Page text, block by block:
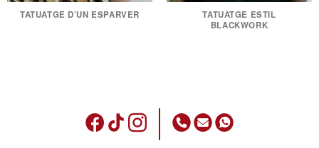
TATUATGE D’UN ESPARVER
TATUATGE ESTIL
BLACKWORK